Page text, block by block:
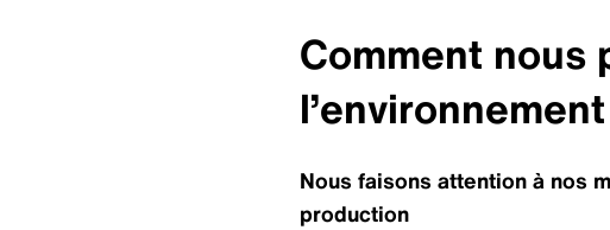
Comment nous
l’environnement
Nous faisons attention à nos
production